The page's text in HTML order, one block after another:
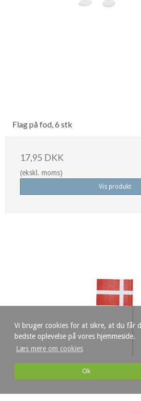
Vi bruger cookies for at sikre, at du får
bedste oplevelse på vores hjemmeside.
Læs mere om cookies
Ok
Flag på fod, 6 stk
17,95 DKK
(ekskl. moms)
Vis produkt